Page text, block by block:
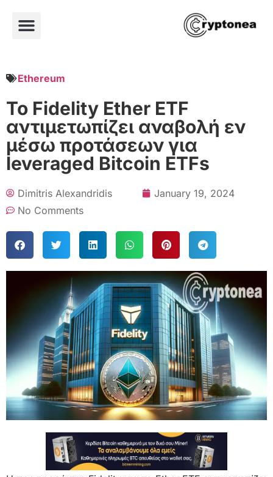
Ethereum
Το Fidelity Ether ETF
αντιμετωπίζει αναβολή εν
μέσω προτάσεων για
leveraged Bitcoin ETFs
Dimitris Alexandridis
January 19, 2024
No Comments